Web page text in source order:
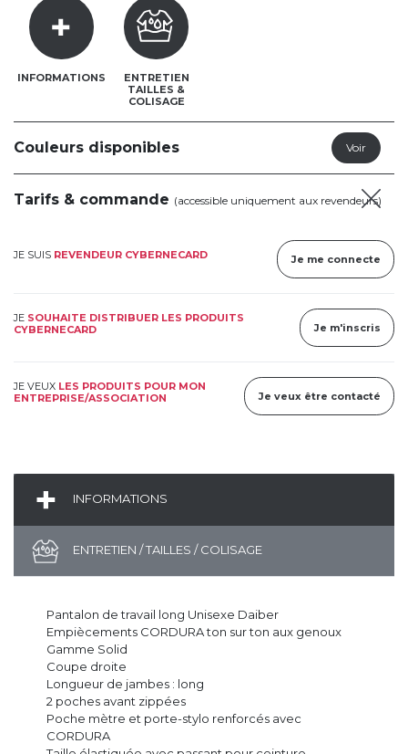
INFORMATIONS
ENTRETIEN
TAILLES &
COLISAGE
Couleurs disponibles
Tarifs & commande (accessible uniquement aux revendeurs)
JE SUIS REVENDEUR CYBERNECARD Je me connecte
JE SOUHAITE DISTRIBUER LES PRODUITS
CYBERNECARD
Je m'inscris
JE VEUX LES PRODUITS POUR MON
ENTREPRISE/ASSOCIATION
Je veux être contacté
INFORMATIONS
ENTRETIEN / TAILLES / COLISAGE
Pantalon de travail long Unisexe Daiber
Empiècements CORDURA ton sur ton aux genoux
Gamme Solid
Coupe droite
Longueur de jambes : long
2 poches avant zippées
Poche mètre et porte-stylo renforcés avec
CORDURA